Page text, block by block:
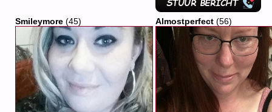
Smileymore (45) Almostperfect (56)